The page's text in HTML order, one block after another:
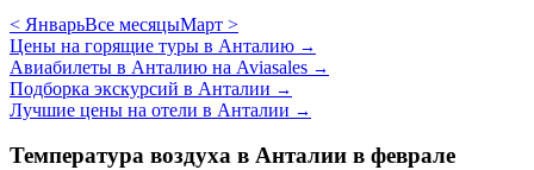
< ЯнварьВсе месяцыМарт >
Цены на горящие туры в Анталию →
Авиабилеты в Анталию на Aviasales →
Подборка экскурсий в Анталии →
Лучшие цены на отели в Анталии →
Температура воздуха в Анталии в феврале